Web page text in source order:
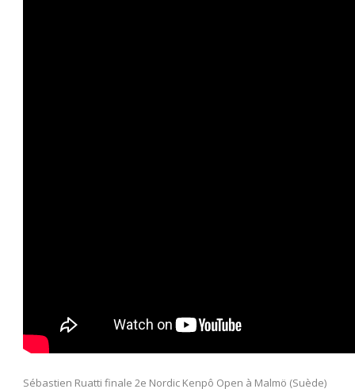
Sébastien Ruatti finale 2e Nordic Kenpô Open à Malmö (Suède)